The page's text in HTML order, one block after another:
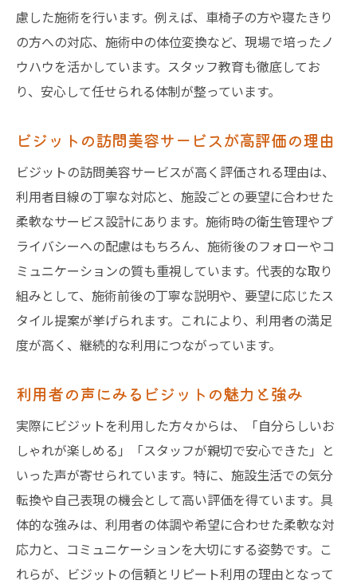
慮した施術を行います。例えば、車椅子の方や寝たきり
の方への対応、施術中の体位変換など、現場で培ったノ
ウハウを活かしています。スタッフ教育も徹底してお
り、安心して任せられる体制が整っています。
ビジットの訪問美容サービスが高評価の理由
ビジットの訪問美容サービスが高く評価される理由は、
利用者目線の丁寧な対応と、施設ごとの要望に合わせた
柔軟なサービス設計にあります。施術時の衛生管理やプ
ライバシーへの配慮はもちろん、施術後のフォローやコ
ミュニケーションの質も重視しています。代表的な取り
組みとして、施術前後の丁寧な説明や、要望に応じたス
タイル提案が挙げられます。これにより、利用者の満足
度が高く、継続的な利用につながっています。
利用者の声にみるビジットの魅力と強み
実際にビジットを利用した方々からは、「自分らしいお
しゃれが楽しめる」「スタッフが親切で安心できた」と
いった声が寄せられています。特に、施設生活での気分
転換や自己表現の機会として高い評価を得ています。具
体的な強みは、利用者の体調や希望に合わせた柔軟な対
応力と、コミュニケーションを大切にする姿勢です。こ
れらが、ビジットの信頼とリピート利用の理由となって